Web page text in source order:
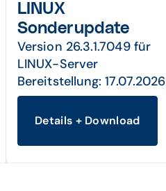
LINUX
Sonderupdate
Version 26.3.1.7049 für
LINUX-Server
Bereitstellung: 17.07.2026
Details + Download